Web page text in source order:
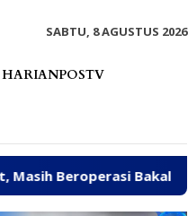
SABTU, 8 AGUSTUS 2026
HARIANPOSTV
Bakal Ditindak Tegas